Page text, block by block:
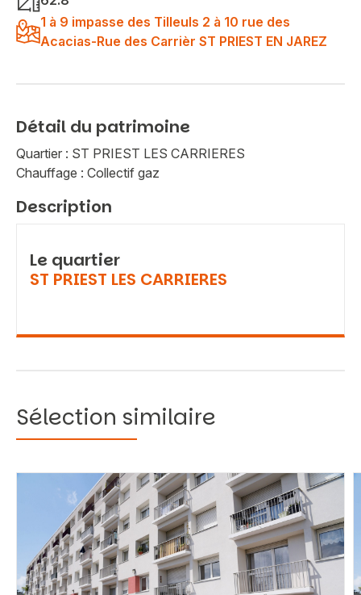
1 à 9 impasse des Tilleuls 2 à 10 rue des
Acacias-Rue des Carrièr ST PRIEST EN JAREZ
Détail du patrimoine
Quartier : ST PRIEST LES CARRIERES
Chauffage : Collectif gaz
Description
Le quartier
ST PRIEST LES CARRIERES
Sélection similaire